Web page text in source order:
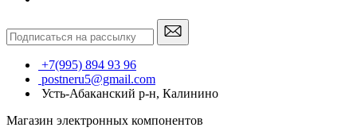
+7(995) 894 93 96
postneru5@gmail.com
Усть-Абаканский р-н, Калинино
Магазин электронных компонентов